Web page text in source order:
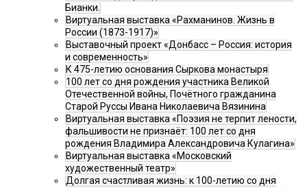
Бианки.
Виртуальная выставка «Рахманинов. Жизнь в
России (1873-1917)»
Выставочный проект «Донбасс – Россия: история
и современность»
К 475-летию основания Сыркова монастыря
100 лет со дня рождения участника Великой
Отечественной войны, Почётного гражданина
Старой Руссы Ивана Николаевича Вязинина
Виртуальная выставка «Поэзия не терпит лености,
фальшивости не признаёт: 100 лет со дня
рождения Владимира Александровича Кулагина»
Виртуальная выставка «Московский
художественный театр»
Долгая счастливая жизнь: к 100-летию со дня